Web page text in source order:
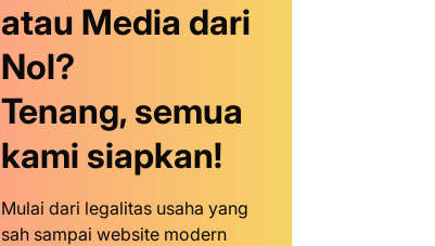
atau Media dari
Nol?
Tenang, semua
kami siapkan!
Mulai dari legalitas usaha yang
sah sampai website modern